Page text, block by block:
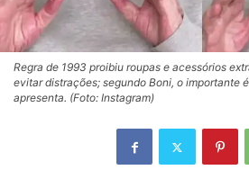
Regra de 1993 proibiu roupas e acessórios
evitar distrações; segundo Boni, o importante
apresenta. (Foto: Instagram)